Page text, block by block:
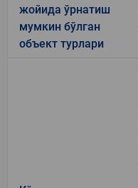
жойида ўрнатиш
мумкин бўлган
объект турлари